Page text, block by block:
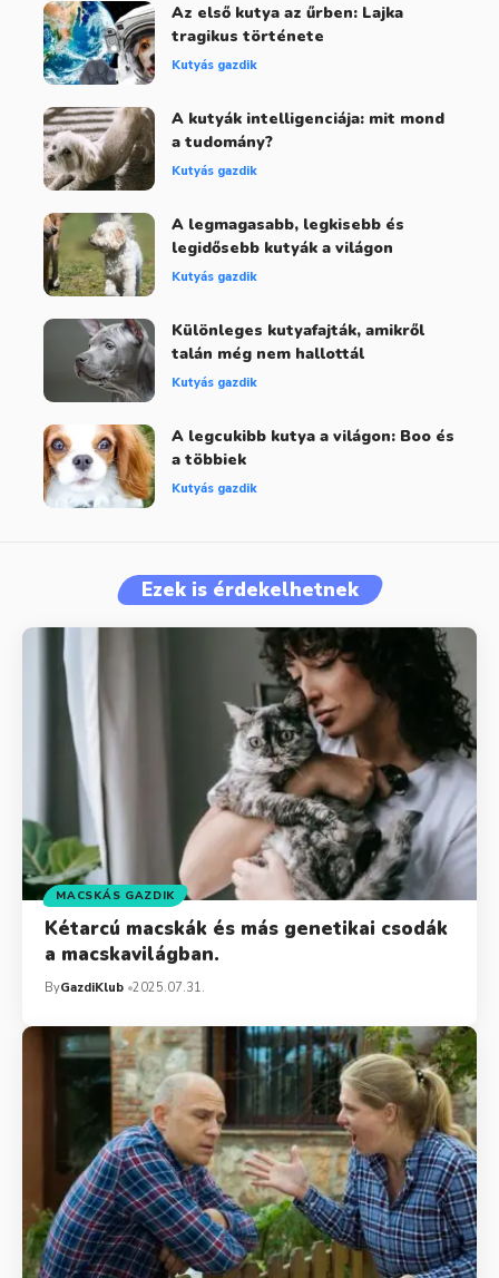
Az első kutya az űrben: Lajka
tragikus története
Kutyás gazdik
A kutyák intelligenciája: mit mond
a tudomány?
Kutyás gazdik
A legmagasabb, legkisebb és
legidősebb kutyák a világon
Kutyás gazdik
Különleges kutyafajták, amikről
talán még nem hallottál
Kutyás gazdik
A legcukibb kutya a világon: Boo és
a többiek
Kutyás gazdik
Ezek is érdekelhetnek
MACSKÁS GAZDIK
Kétarcú macskák és más genetikai csodák
a macskavilágban.
ByGazdiKlub 2025.07.31.